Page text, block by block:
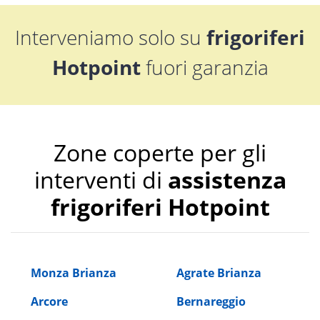
Interveniamo solo su frigoriferi
Hotpointfuori garanzia
Zone coperte per gli
interventi di assistenza
frigoriferi Hotpoint
Monza Brianza
Agrate Brianza
Arcore
Bernareggio